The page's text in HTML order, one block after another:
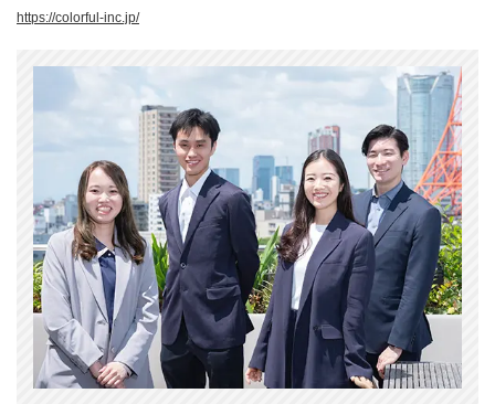
https://colorful-inc.jp/